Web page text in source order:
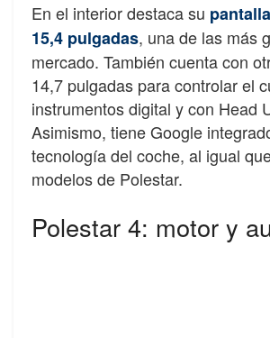
En el interior destaca su
15,4 pulgadas, una de las más
mercado. También cuenta con
14,7 pulgadas para controlar el
instrumentos digital y con Head
Asimismo, tiene Google
tecnología del coche, al igual
modelos de Polestar.
Polestar 4: motor y